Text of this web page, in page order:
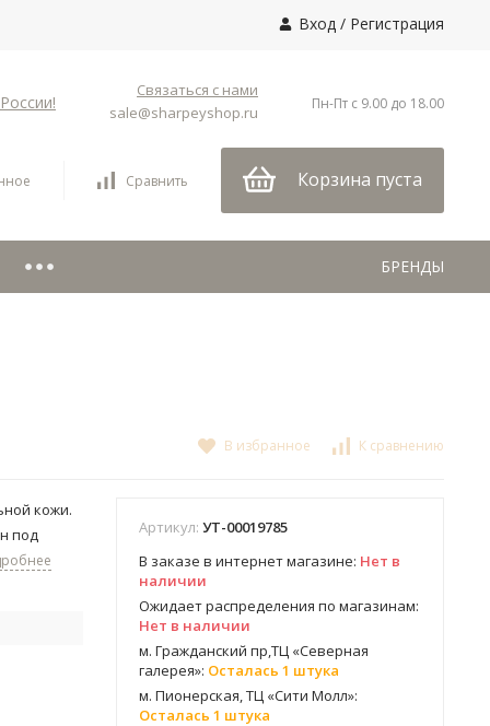
Вход / Регистрация
Связаться с нами
sale@sharpeyshop.ru
Пн-Пт с 9.00 до 18.00
Сравнить Корзина пуста
БРЕНДЫ
В избранное К сравнению
кожи.
под
Артикул: УТ-00019785
В заказе в интернет магазине: Нет в
наличии
Ожидает распределения по магазинам:
Нет в наличии
м. Гражданский пр,ТЦ «Северная
галерея»: Осталась 1 штука
м. Пионерская, ТЦ «Сити Молл»:
Осталась 1 штука